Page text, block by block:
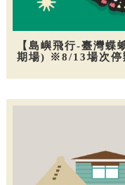
【島嶼飛行-臺灣蝶
期場) ※8/13場次停